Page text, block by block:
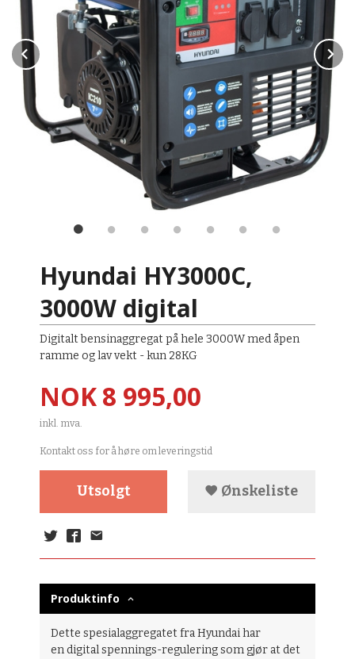
Prev
Hyundai HY3000C,
3000W digital
Digitalt bensinaggregat på hele 3000W med åpen
ramme og lav vekt - kun 28KG
Pris
NOK8 995,00
inkl. mva.
Kontakt oss for å høre om leveringstid
Utsolgt Ønskeliste
Produktinfo
Dette spesialaggregatet fra Hyundai har
en digital spennings-regulering som gjør at det